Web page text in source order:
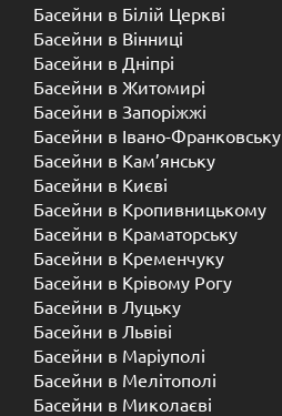
Басейни в Білій Церкві
Басейни в Вінниці
Басейни в Дніпрі
Басейни в Житомирі
Басейни в Запоріжжі
Басейни в Івано-Франковську
Басейни в Кам’янську
Басейни в Києві
Басейни в Кропивницькому
Басейни в Краматорську
Басейни в Кременчуку
Басейни в Крівому Рогу
Басейни в Луцьку
Басейни в Львіві
Басейни в Маріуполі
Басейни в Мелітополі
Басейни в Миколаєві